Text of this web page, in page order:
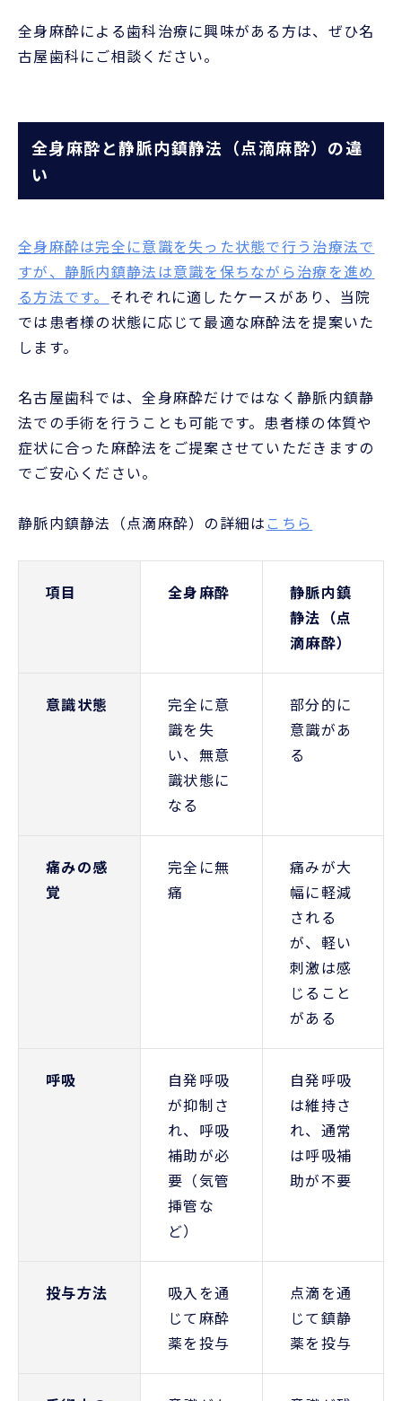
全身麻酔による歯科治療に興味がある方は、ぜひ名
古屋歯科にご相談ください。
全身麻酔と静脈内鎮静法（点滴麻酔）の違
い
全身麻酔は完全に意識を失った状態で行う治療法で
すが、静脈内鎮静法は意識を保ちながら治療を進め
る方法です。 それぞれに適したケースがあり、当院
では患者様の状態に応じて最適な麻酔法を提案いた
します。
名古屋歯科では、全身麻酔だけではなく静脈内鎮静
法での手術を行うことも可能です。患者様の体質や
症状に合った麻酔法をご提案させていただきますの
でご安心ください。
静脈内鎮静法（点滴麻酔）の詳細は こちら
項目 全身麻酔
静脈内鎮
静法（点
滴麻酔）
意識状態
完全に意
識を失
い、無意
識状態に
なる
部分的に
意識があ
る
痛みの感
覚
完全に無
痛
痛みが大
幅に軽減
される
が、軽い
刺激は感
じること
がある
呼吸
自発呼吸
が抑制さ
れ、呼吸
補助が必
要（気管
挿管な
ど）
自発呼吸
は維持さ
れ、通常
は呼吸補
助が不要
投与方法
吸入を通
じて麻酔
薬を投与
点滴を通
じて鎮静
薬を投与